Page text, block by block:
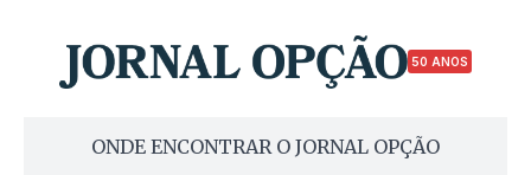
50 ANOS
ONDE ENCONTRAR O JORNAL OPÇÃO